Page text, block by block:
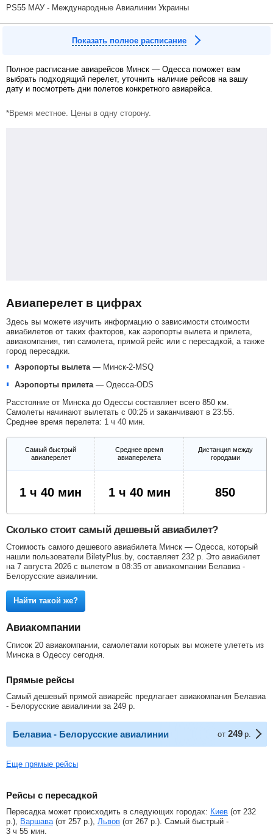
PS55 МАУ - Международные Авиалинии Украины
Показать полное расписание
Полное расписание авиарейсов Минск — Одесса поможет вам
выбрать подходящий перелет, уточнить наличие рейсов на вашу
дату и посмотреть дни полетов конкретного авиарейса.
*Время местное. Цены в одну сторону.
Авиаперелет в цифрах
Здесь вы можете изучить информацию о зависимости стоимости
авиабилетов от таких факторов, как аэропорты вылета и прилета,
авиакомпания, тип самолета, прямой рейс или с пересадкой, а также
город пересадки.
Аэропорты вылета — Минск-2-MSQ
Аэропорты прилета — Одесса-ODS
Расстояние от Минска до Одессы составляет всего 850 км.
Самолеты начинают вылетать с 00:25 и заканчивают в 23:55.
Среднее время перелета: 1 ч 40 мин.
Самый быстрый
авиаперелет
Среднее время
авиаперелета
Дистанция между
городами
1 ч 40 мин 1 ч 40 мин 850
Сколько стоит самый дешевый авиабилет?
Стоимость самого дешевого авиабилета Минск — Одесса, который
нашли пользователи BiletyPlus.by, составляет 232 р . Это авиабилет
на 7 августа 2026 с вылетом в 08:35 от авиакомпании Белавиа -
Белорусские авиалинии.
Найти такой же?
Авиакомпании
Список 20 авиакомпании, самолетами которых вы можете улететь из
Минска в Одессу сегодня.
Прямые рейсы
Самый дешевый прямой авиарейс предлагает авиакомпания Белавиа
- Белорусские авиалинии за 249 р
Белавиа - Белорусские авиалинии от 249 р.
Еще прямые рейсы
Рейсы с пересадкой
Пересадка может происходить в следующих городах: Киев (от 232
р. ), Варшава (от 257 р. ), Львов (от 267 р. ). Самый быстрый -
3 ч 55 мин.